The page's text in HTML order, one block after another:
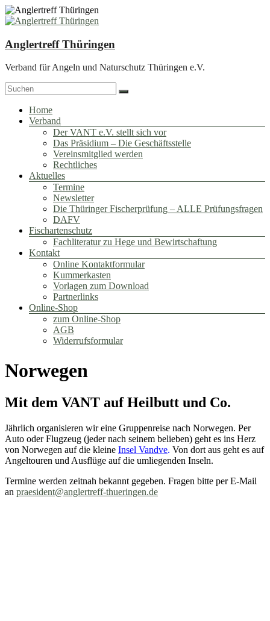
Zum
Inhalt
Anglertreff Thüringen
Verband für Angeln und Naturschutz Thüringen e.V.
Menü
Home
Verband
Der VANT e.V. stellt sich vor
Das Präsidium – Die Geschäftsstelle
Vereinsmitglied werden
Rechtliches
Aktuelles
Termine
Newsletter
Die Thüringer Fischerprüfung – ALLE Prüfungsfragen
DAFV
Fischartenschutz
Fachliteratur zu Hege und Bewirtschaftung
Kontakt
Online Kontaktformular
Kummerkasten
Vorlagen zum Download
Partnerlinks
Online-Shop
zum Online-Shop
AGB
Widerrufsformular
Norwegen
Mit dem VANT auf Heilbutt und Co.
Jährlich organisieren wir eine Gruppenreise nach Norwegen. Per
Auto oder Flugzeug (jeder nach seinem belieben) geht es ins Herz
von Norwegen auf die kleine Insel Vandve. Von dort aus geht es auf
Angeltouren und Ausflüge auf die umliegenden Inseln.
Termine werden zeitnah bekannt gegeben. Fragen bitte per E-Mail
an praesident@anglertreff-thueringen.de